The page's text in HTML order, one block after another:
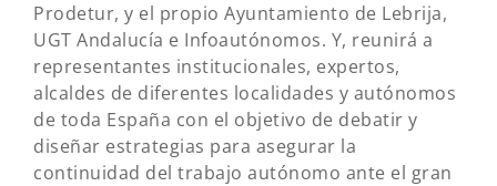
Prodetur, y el propio Ayuntamiento de Lebrija,
UGT Andalucía e Infoautónomos. Y, reunirá a
representantes institucionales, expertos,
alcaldes de diferentes localidades y autónomos
de toda España con el objetivo de debatir y
diseñar estrategias para asegurar la
continuidad del trabajo autónomo ante el gran